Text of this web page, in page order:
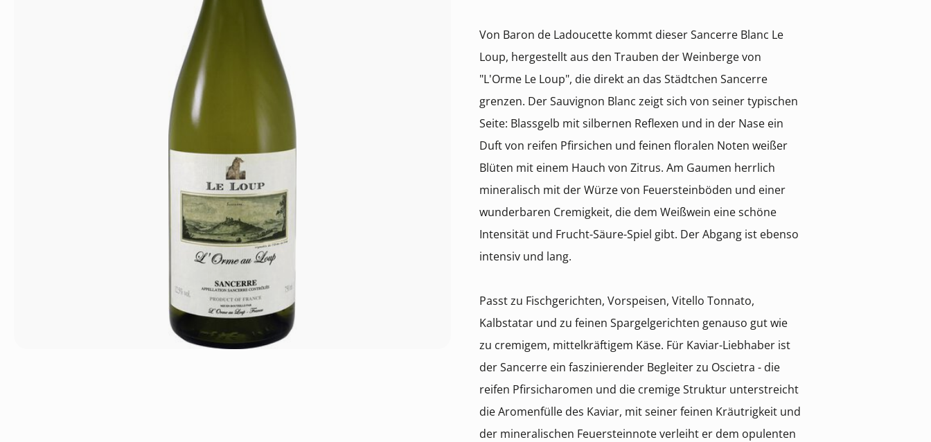
Von Baron de Ladoucette kommt dieser Sancerre Blanc Le
Loup, hergestellt aus den Trauben der Weinberge von
"L'Orme Le Loup", die direkt an das Städtchen Sancerre
grenzen. Der Sauvignon Blanc zeigt sich von seiner typischen
Seite: Blassgelb mit silbernen Reflexen und in der Nase ein
Duft von reifen Pfirsichen und feinen floralen Noten weißer
Blüten mit einem Hauch von Zitrus. Am Gaumen herrlich
mineralisch mit der Würze von Feuersteinböden und einer
wunderbaren Cremigkeit, die dem Weißwein eine schöne
Intensität und Frucht-Säure-Spiel gibt. Der Abgang ist ebenso
intensiv und lang.
Passt zu Fischgerichten, Vorspeisen, Vitello Tonnato,
Kalbstatar und zu feinen Spargelgerichten genauso gut wie
zu cremigem, mittelkräftigem Käse. Für Kaviar-Liebhaber ist
der Sancerre ein faszinierender Begleiter zu Oscietra - die
reifen Pfirsicharomen und die cremige Struktur unterstreicht
die Aromenfülle des Kaviar, mit seiner feinen Kräutrigkeit und
der mineralischen Feuersteinnote verleiht er dem opulenten